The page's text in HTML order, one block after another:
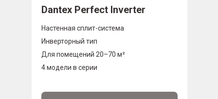
Dantex Perfect Inverter
Настенная сплит-система
Инверторный тип
Для помещений 20–70 м²
4 модели в серии